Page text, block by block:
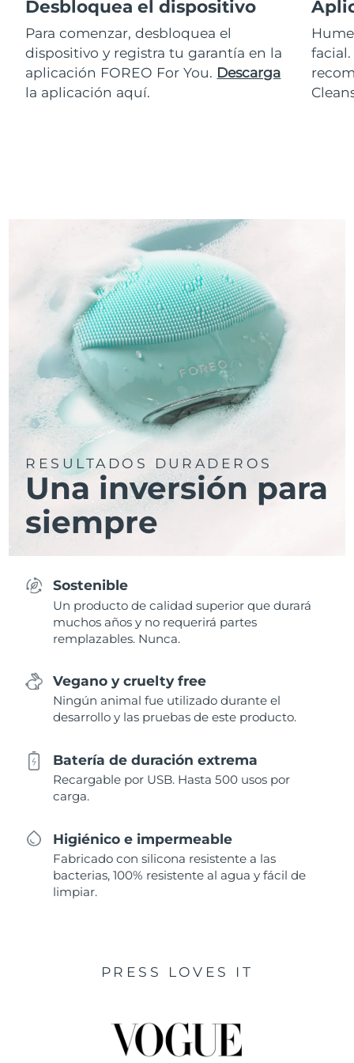
Desbloquea el dispositivo
Para comenzar, desbloquea el
dispositivo y registra tu garantía en la
aplicación FOREO For You. Descarga
la aplicación aquí.
RESULTADOS DURADEROS
Una inversión para
siempre
Sostenible
Un producto de calidad superior que durará
muchos años y no requerirá partes
remplazables. Nunca.
Vegano y cruelty free
Ningún animal fue utilizado durante el
desarrollo y las pruebas de este producto.
Batería de duración extrema
Recargable por USB. Hasta 500 usos por
carga.
Higiénico e impermeable
Fabricado con silicona resistente a las
bacterias, 100% resistente al agua y fácil de
limpiar.
PRESS LOVES IT